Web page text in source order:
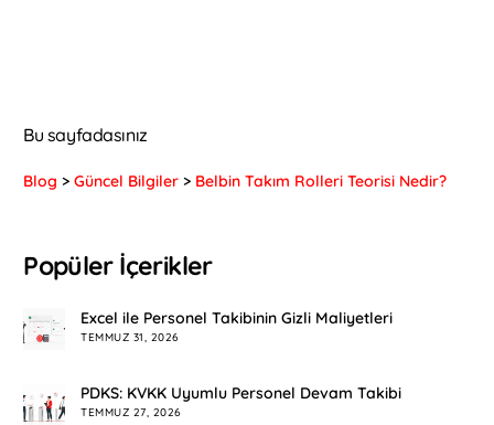
Bu sayfadasınız
Blog >Güncel Bilgiler > Belbin Takım Rolleri Teorisi Nedir?
Popüler İçerikler
Excel ile Personel Takibinin Gizli Maliyetleri
TEMMUZ 31, 2026
PDKS: KVKK Uyumlu Personel Devam Takibi
TEMMUZ 27, 2026